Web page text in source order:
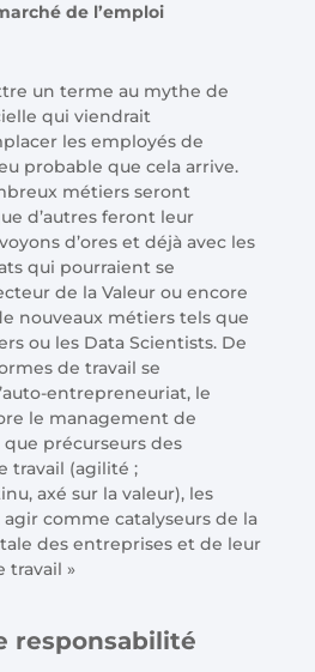
de l’emploi
un terme au mythe de
qui viendrait
les employés de
probable que cela arrive.
métiers seront
d’autres feront leur
d’ores et déjà avec les
qui pourraient se
de la Valeur ou encore
nouveaux métiers tels que
ou les Data Scientists. De
de travail se
entrepreneuriat, le
le management de
précurseurs des
travail (agilité ;
axé sur la valeur), les
comme catalyseurs de la
des entreprises et de leur
travail »
responsabilité